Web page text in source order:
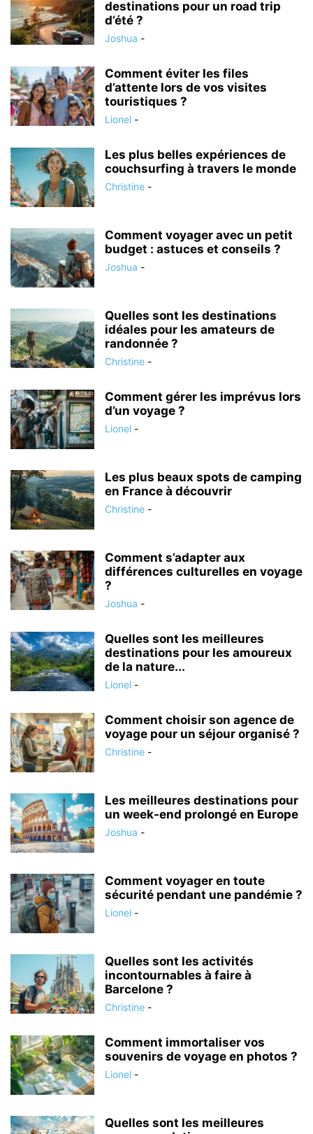
destinations pour un road trip
d’été ?
Joshua -
Comment éviter les files
d’attente lors de vos visites
touristiques ?
Lionel -
Les plus belles expériences de
couchsurfing à travers le monde
Christine -
Comment voyager avec un petit
budget : astuces et conseils ?
Joshua -
Quelles sont les destinations
idéales pour les amateurs de
randonnée ?
Christine -
Comment gérer les imprévus lors
d’un voyage ?
Lionel -
Les plus beaux spots de camping
en France à découvrir
Christine -
Comment s’adapter aux
différences culturelles en voyage
?
Joshua -
Quelles sont les meilleures
destinations pour les amoureux
de la nature...
Lionel -
Comment choisir son agence de
voyage pour un séjour organisé ?
Christine -
Les meilleures destinations pour
un week-end prolongé en Europe
Joshua -
Comment voyager en toute
sécurité pendant une pandémie ?
Lionel -
Quelles sont les activités
incontournables à faire à
Barcelone ?
Christine -
Comment immortaliser vos
souvenirs de voyage en photos ?
Lionel -
Quelles sont les meilleures